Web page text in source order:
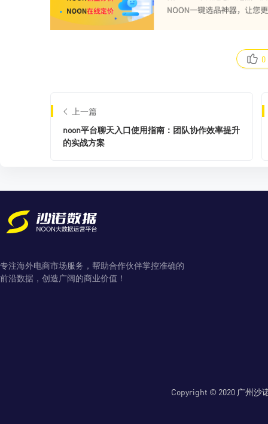
0
上一篇
noon平台聊天入口使用指南：团队协作效率提升
的实战方案
专注海外电商市场服务，帮助合作伙伴掌控准确的
前沿数据，创造广阔的商业价值！
Copyright © 2020 广州沙